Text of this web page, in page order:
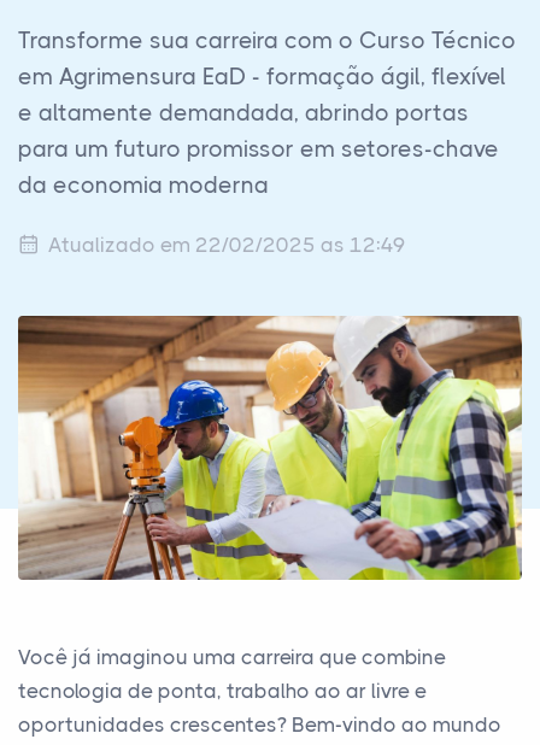
Transforme sua carreira com o Curso Técnico
em Agrimensura EaD - formação ágil, flexível
e altamente demandada, abrindo portas
para um futuro promissor em setores-chave
da economia moderna
Atualizado em 22/02/2025 as 12:49
Você já imaginou uma carreira que combine
tecnologia de ponta, trabalho ao ar livre e
oportunidades crescentes? Bem-vindo ao mundo